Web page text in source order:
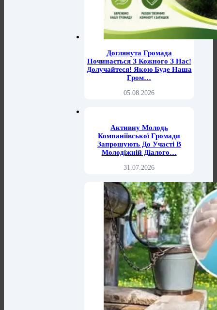
Доглянута Громада
Починається З Кожного З Нас!
Долучайтеся! Якою Буде Наша
Гром…
05.08.2026
Активну Молодь
Компаніївської Громади
Запрошують До Участі В
Молодіжній Діалого…
31.07.2026